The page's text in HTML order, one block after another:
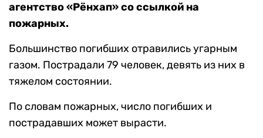
агентство «Рёнхап» со ссылкой на
пожарных.
Большинство погибших отравились угарным
газом. Пострадали 79 человек, девять из них в
тяжелом состоянии.
По словам пожарных, число погибших и
пострадавших может вырасти.